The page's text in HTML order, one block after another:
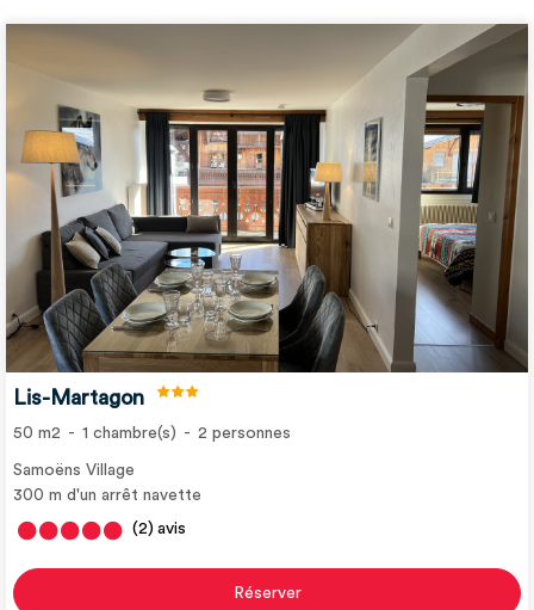
Lis-Martagon
Samoëns Village
300 m d'un arrêt navette
50 m2 1 chambre(s) 2 personnes
avis
(2)
Réserver